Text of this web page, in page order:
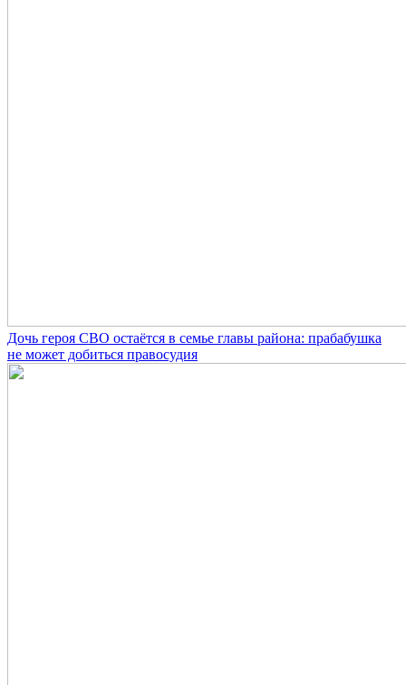
Дочь героя СВО остаётся в семье главы района: прабабушка
не может добиться правосудия